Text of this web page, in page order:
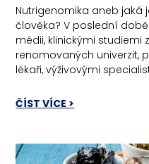
Nutrigenomika aneb
člověka? V poslední
médii, klinickými studiemi
renomovaných univerzit,
lékaři, výživovými
ČÍST VÍCE >